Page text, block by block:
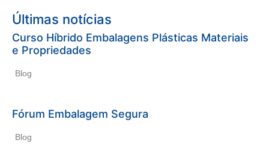
Últimas notícias
Curso Híbrido Embalagens Plásticas Materiais
e Propriedades
Blog
Fórum Embalagem Segura
Blog